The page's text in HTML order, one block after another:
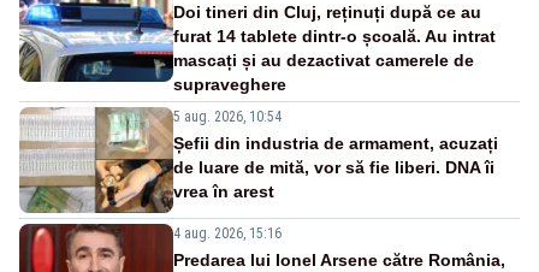
Doi tineri din Cluj, reținuți după ce au
furat 14 tablete dintr-o școală. Au intrat
mascați și au dezactivat camerele de
supraveghere
5 aug. 2026, 10:54
Șefii din industria de armament, acuzați
de luare de mită, vor să fie liberi. DNA îi
vrea în arest
4 aug. 2026, 15:16
Predarea lui Ionel Arsene către România,